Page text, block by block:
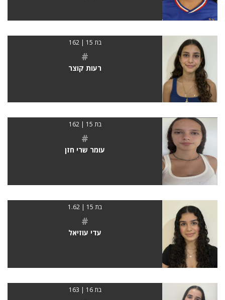
בת 15 | 162
#
רעות קוצר
בת 15 | 162
#
עומר שרי חזן
בת 15 | 1.62
#
עדי עוזיאל
בת 16 | 163